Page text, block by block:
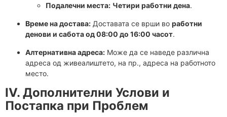
Подалечни места: Четири работни дена.
Време на достава: Доставата се врши во работни
денови и сабота од 08:00 до 16:00 часот.
Алтернативна адреса: Може да се наведе различна
адреса од живеалиштето, на пр., адреса на работното
место.
IV. Дополнителни Услови и
Постапка при Проблем